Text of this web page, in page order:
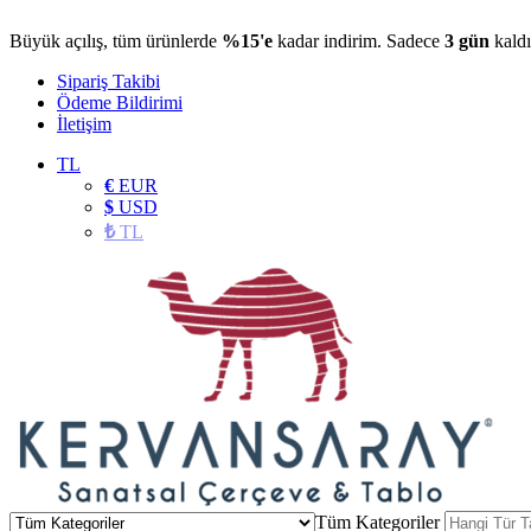
Büyük açılış, tüm ürünlerde %15'e kadar indirim. Sadece 3 gün
Sipariş Takibi
Ödeme Bildirimi
İletişim
TL
€ EUR
$ USD
₺TL
Tüm Kategoriler